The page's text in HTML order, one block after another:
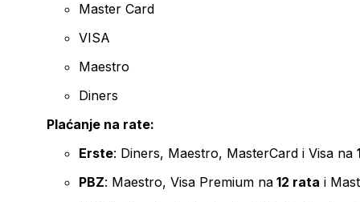
Master Card
VISA
Maestro
Diners
Plaćanje na rate:
Erste: Diners, Maestro, MasterCard i Visa na
PBZ: Maestro, Visa Premium na 12 rata i